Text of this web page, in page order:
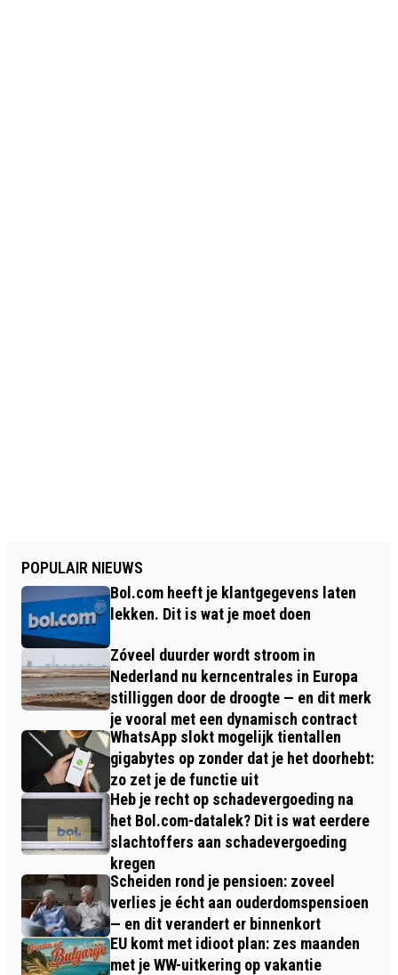
POPULAIR NIEUWS
Bol.com heeft je klantgegevens laten
lekken. Dit is wat je moet doen
Zóveel duurder wordt stroom in
Nederland nu kerncentrales in Europa
stilliggen door de droogte — en dit merk
je vooral met een dynamisch contract
WhatsApp slokt mogelijk tientallen
gigabytes op zonder dat je het doorhebt:
zo zet je de functie uit
Heb je recht op schadevergoeding na
het Bol.com-datalek? Dit is wat eerdere
slachtoffers aan schadevergoeding
kregen
Scheiden rond je pensioen: zoveel
verlies je écht aan ouderdomspensioen
— en dit verandert er binnenkort
EU komt met idioot plan: zes maanden
met je WW-uitkering op vakantie